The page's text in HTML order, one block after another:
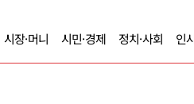
시장·머니 시민·경제 정치·사회 인